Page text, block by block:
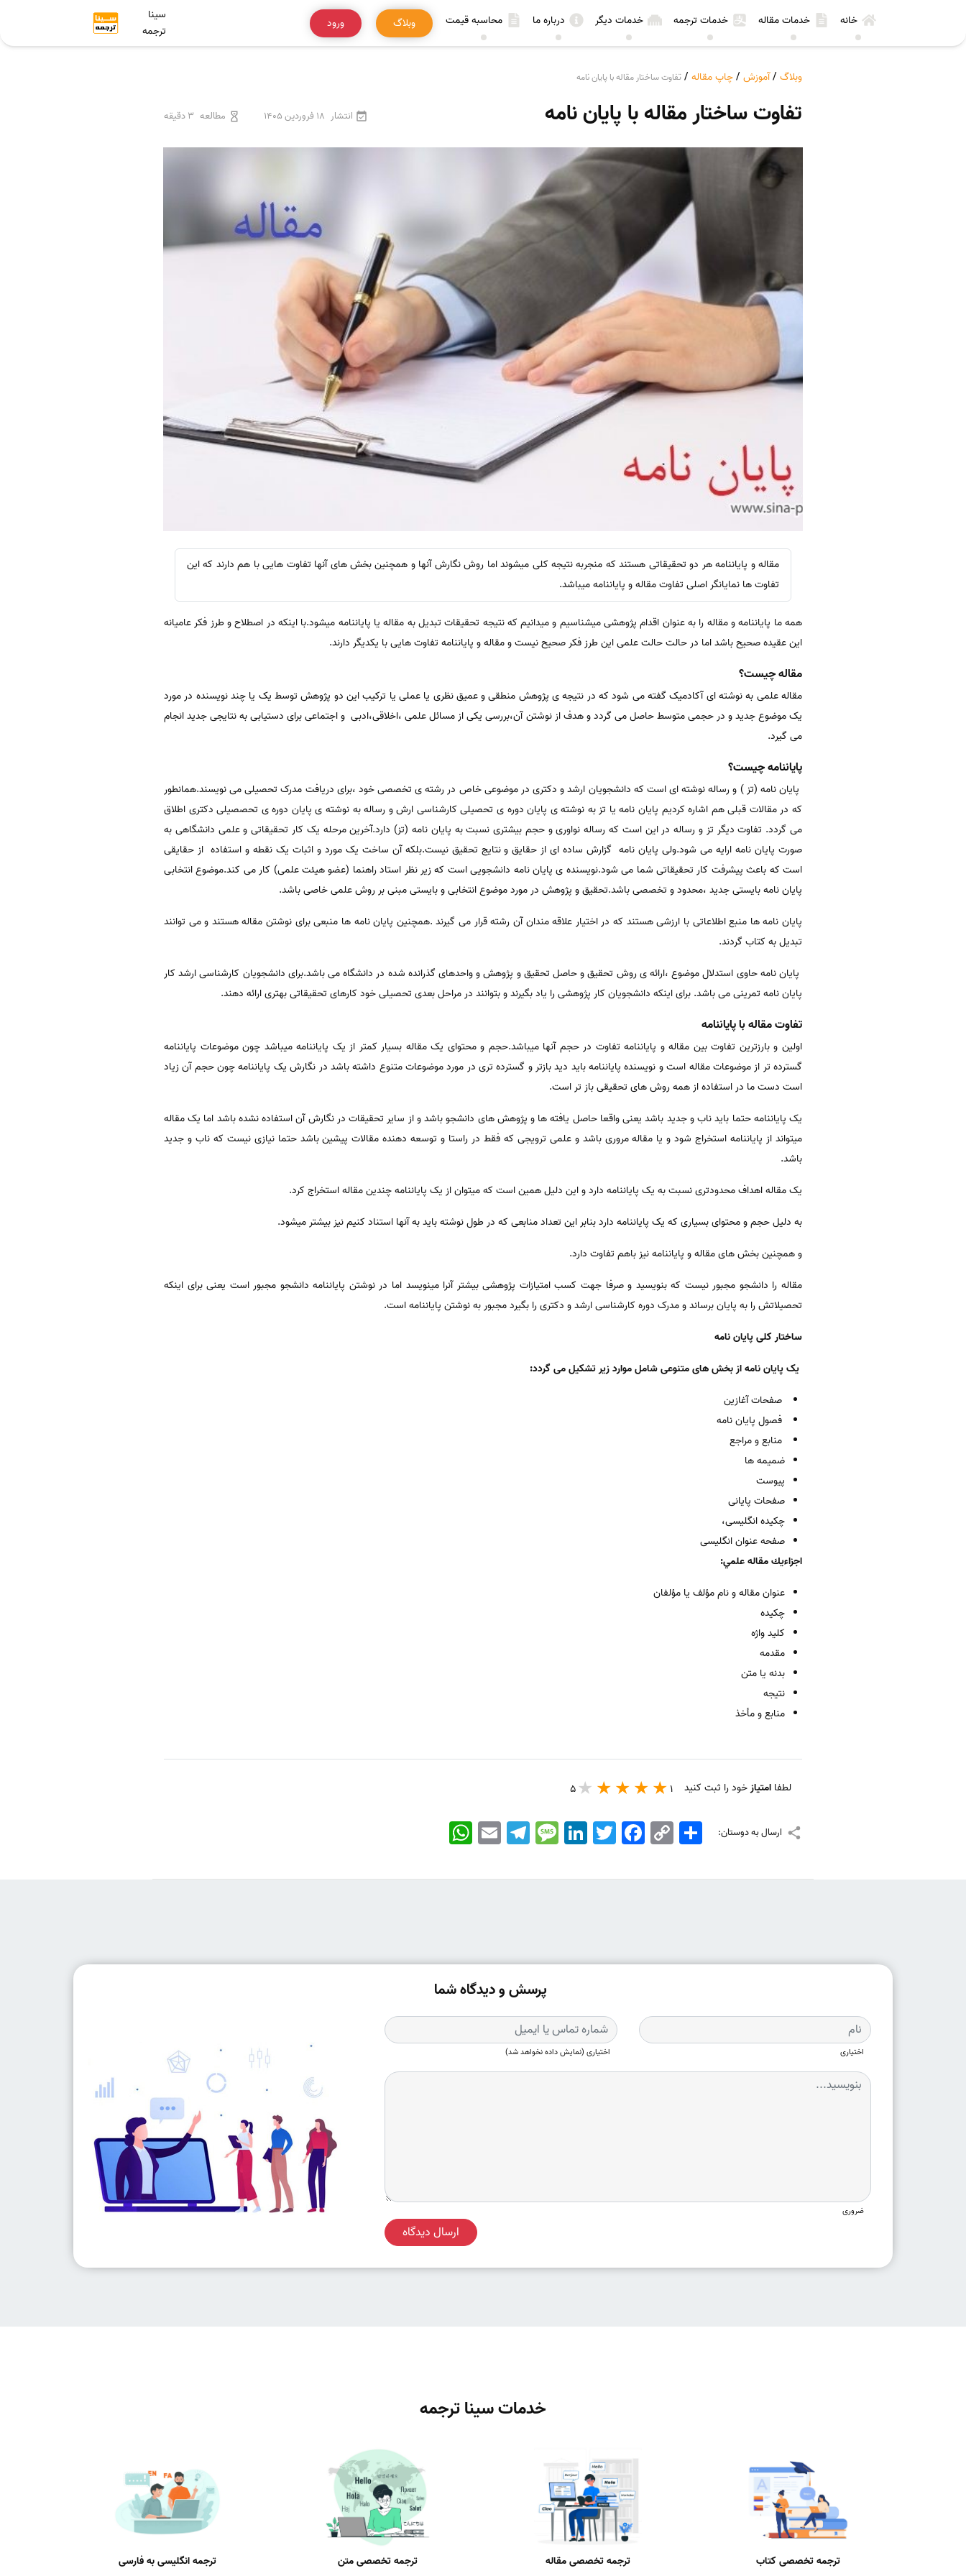
خانه خدمات مقاله خدمات ترجمه خدمات دیگر درباره ما محاسبه قیمت وبلاگ ورود
سینا
ترجمه
وبلاگ /آموزش /چاپ مقاله / تفاوت ساختار مقاله با پایان نامه
تفاوت ساختار مقاله با پایان نامه انتشار 18 فروردین 1405 مطالعه 3 دقیقه
مقاله و پایاننامه هر دو تحقیقاتی هستند که منجربه نتیجه کلی میشوند اما روش نگارش آنها و همچنین بخش های آنها تفاوت هایی با هم دارند که این
تفاوت ها نمایانگر اصلی تفاوت مقاله و پایاننامه میباشد.
همه ما پایاننامه و مقاله را به عنوان اقدام پژوهشی میشناسیم و میدانیم که نتیجه تحقیقات تبدیل به مقاله یا پایاننامه میشود.با اینکه در اصطلاح و طرز فکر عامیانه
این عقیده صحیح باشد اما در حالت حالت علمی این طرز فکر صحیح نیست و مقاله و پایاننامه تفاوت هایی با یکدیگر دارند.
مقاله چیست؟
مقاله علمی به نوشته ای آکادمیک گفته می شود که در نتیجه ی پژوهش منطقی و عمیق نظری یا عملی یا ترکیب این دو پژوهش توسط یک یا چند نویسنده در مورد
یک موضوع جدید و در حجمی متوسط حاصل می گردد و هدف از نوشتن آن،بررسی یکی از مسائل علمی ،اخلاقی،ادبی و اجتماعی برای دستیابی به نتایجی جدید انجام
می گیرد.
پایاننامه چیست؟
پایان نامه (تز ) و رساله نوشته ای است که دانشجویان ارشد و دکتری در موضوعی خاص در رشته ی تخصصی خود ،برای دریافت مدرک تحصیلی می نویسند.همانطور
که در مقالات قبلی هم اشاره کردیم پایان نامه یا تز به نوشته ی پایان دوره ی تحصیلی کارشناسی ارش و رساله به نوشته ی پایان دوره ی تحصصیلی دکتری اطلاق
می گردد. تفاوت دیگر تز و رساله در این است که رساله نواوری و حجم بیشتری نسبت به پایان نامه (تز) دارد.آخرین مرحله یک کار تحقیقاتی و علمی دانشگاهی به
صورت پایان نامه ارایه می شود.ولی پایان نامه گزارش ساده ای از حقایق و نتایج تحقیق نیست.بلکه آن ساخت یک مورد و اثبات یک نقطه و استفاده از حقایقی
است که باعث پیشرفت کار تحقیقاتی شما می شود.نویسنده ی پایان نامه دانشجویی است که زیر نظر استاد راهنما (عضو هیئت علمی) کار می کند.موضوع انتخابی
پایان نامه بایستی جدید ،محدود و تخصصی باشد.تحقیق و پژوهش در مورد موضوع انتخابی و بایستی مبنی بر روش علمی خاصی باشد.
پایان نامه ها منبع اطلاعاتی با ارزشی هستند که در اختیار علاقه مندان آن رشته قرار می گیرند .همچنین پایان نامه ها منبعی برای نوشتن مقاله هستند و می توانند
تبدیل به کتاب گردند.
پایان نامه حاوی استدلال موضوع ،ارائه ی روش تحقیق و حاصل تحقیق و پژوهش و واحدهای گذرانده شده در دانشگاه می باشد.برای دانشجویان کارشناسی ارشد کار
پایان نامه تمرینی می باشد. برای اینکه دانشجویان کار پژوهشی را یاد بگیرند و بتوانند در مراحل بعدی تحصیلی خود کارهای تحقیقاتی بهتری ارائه دهند.
تفاوت مقاله با پایاننامه
اولین و بارزترین تفاوت بین مقاله و پایاننامه تفاوت در حجم آنها میباشد.حجم و محتوای یک مقاله بسیار کمتر از یک پایاننامه میباشد چون موضوعات پایاننامه
گسترده تر از موضوعات مقاله است و نویسنده پایاننامه باید دید بازتر و گسترده تری در مورد موضوعات متنوع داشته باشد در نگارش یک پایاننامه چون حجم آن زیاد
است دست ما در استفاده از همه روش های تحقیقی باز تر است.
یک پایاننامه حتما باید ناب و جدید باشد یعنی واقعا حاصل یافته ها و پژوهش های دانشجو باشد و از سایر تحقیقات در نگارش آن استفاده نشده باشد اما یک مقاله
میتواند از پایاننامه استخراج شود و یا مقاله مروری باشد و علمی ترویجی که فقط در راستا و توسعه دهنده مقالات پیشین باشد حتما نیازی نیست که ناب و جدید
باشد.
یک مقاله اهداف محدودتری نسبت به یک پایاننامه دارد و این دلیل همین است که میتوان از یک پایاننامه چندین مقاله استخراج کرد.
به دلیل حجم و محتوای بسیاری که یک پایاننامه دارد بنابر این تعداد منابعی که در طول نوشته باید به آنها استناد کنیم نیز بیشتر میشود.
و همچنین بخش های مقاله و پایاننامه نیز باهم تفاوت دارد.
مقاله را دانشجو مجبور نیست که بنویسید و صرفا جهت کسب امتیازات پژوهشی بیشتر آنرا مینویسد اما در نوشتن پایاننامه دانشجو مجبور است یعنی برای اینکه
تحصیلاتش را به پایان برساند و مدرک دوره کارشناسی ارشد و دکتری را بگیرد مجبور به نوشتن پایاننامه است.
ساختار کلی پایان نامه
یک پایان نامه از بخش های متنوعی شامل موارد زیر تشکیل می گردد:
صفحات آغازین
فصول پایان نامه
منابع و مراجع
ضمیمه ها
پیوست
صفحات پایانی
چکیده انگلیسی،
صفحه عنوان انگلیسی
اجزاءيك مقاله علمي:
عنوان مقاله و نام مؤلف يا مؤلفان
چكيده
كليد واژه
مقدمه
بدنه يا متن
نتيجه
منابع و مأخذ
لطفا امتیازخود را ثبت کنید 1
5
ارسال به دوستان: WhatsApp EmailTelegramMessageLinkedIn TwitterFacebook Copy
Link
اشتراک
پرسش و دیدگاه شما
اختیاری اختیاری (نمایش داده نخواهد شد)
ضروری
ارسال دیدگاه
خدمات سینا ترجمه
ترجمه تخصصی کتاب ترجمه تخصصی مقاله ترجمه تخصصی متن ترجمه انگلیسی به فارسی